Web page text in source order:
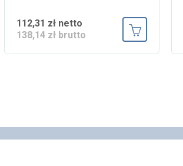
112,31 zł netto
138,14 zł brutto